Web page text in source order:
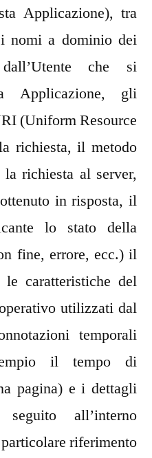
Applicazione), tra
a dominio dei
che si
Applicazione, gli
(Uniform Resource
richiesta, il metodo
richiesta al server,
in risposta, il
lo stato della
fine, errore, ecc.) il
le caratteristiche del
utilizzati dal
temporali
il tempo di
pagina) e i dettagli
all’interno
riferimento